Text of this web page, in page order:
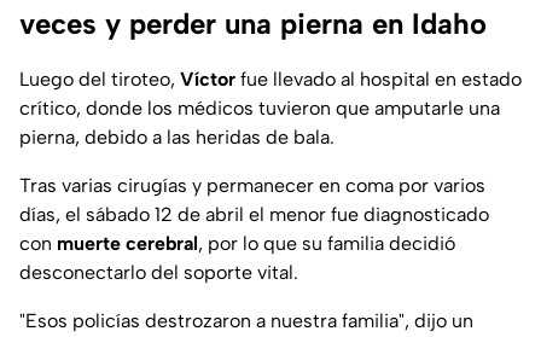
veces y perder una pierna en Idaho
Luego del tiroteo, Víctor fue llevado al hospital en estado
crítico, donde los médicos tuvieron que amputarle una
pierna, debido a las heridas de bala.
Tras varias cirugías y permanecer en coma por varios
días, el sábado 12 de abril el menor fue diagnosticado
con muerte cerebral, por lo que su familia decidió
desconectarlo del soporte vital.
"Esos policías destrozaron a nuestra familia", dijo un